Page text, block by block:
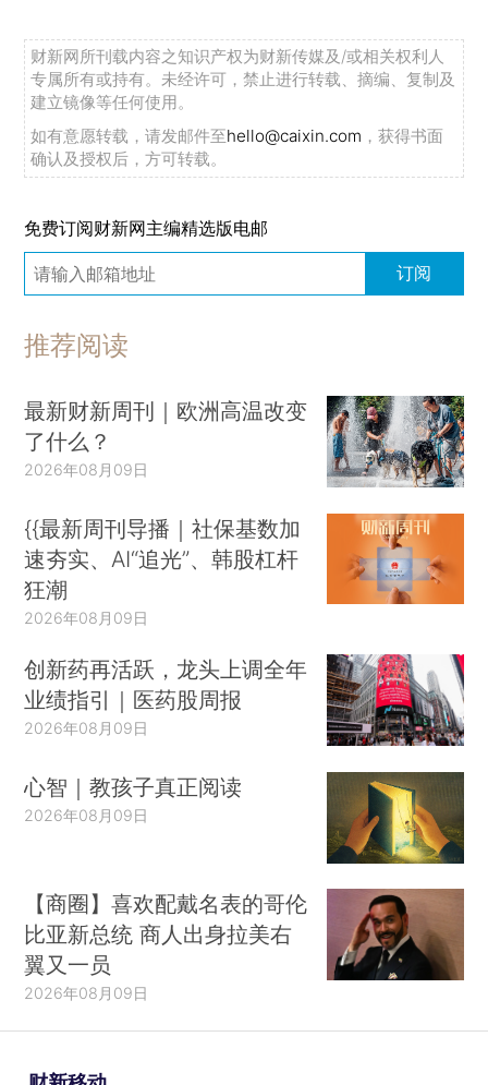
财新网所刊载内容之知识产权为财新传媒及/或相关权利人
专属所有或持有。未经许可，禁止进行转载、摘编、复制及
建立镜像等任何使用。
如有意愿转载，请发邮件至hello@caixin.com ，获得书面
确认及授权后，方可转载。
免费订阅财新网主编精选版电邮
订阅
推荐阅读
最新财新周刊｜欧洲高温改变
了什么？
2026年08月09日
{{最新周刊导播｜社保基数加
速夯实、AI“追光”、韩股杠杆
狂潮
2026年08月09日
创新药再活跃，龙头上调全年
业绩指引｜医药股周报
2026年08月09日
心智｜教孩子真正阅读
2026年08月09日
【商圈】喜欢配戴名表的哥伦
比亚新总统 商人出身拉美右
翼又一员
2026年08月09日